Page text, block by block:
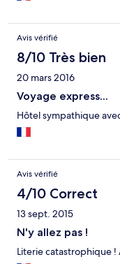
Avis vérifié
8/10 Très bien
20 mars 2016
Voyage express...
Hôtel sympathique
Avis vérifié
4/10 Correct
13 sept. 2015
N'y allez pas !
Literie catastrophique !